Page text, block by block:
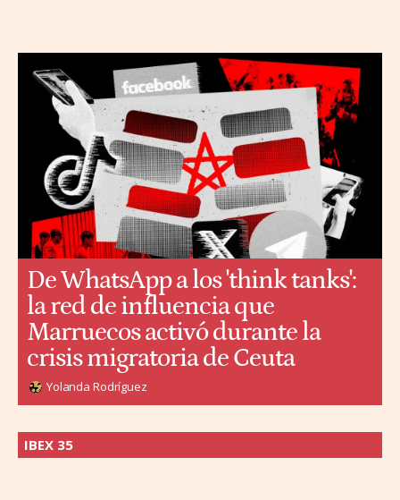
IBEX 35
De WhatsApp a los 'think tanks':
la red de influencia que
Marruecos activó durante la
crisis migratoria de Ceuta
Yolanda Rodríguez